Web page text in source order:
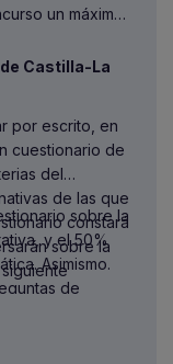
un máximo
Castilla-La
por escrito, en
cuestionario de
del
de las que
constará
sobre la
sobre la
y el 50%
Asimismo.
de
la totalidad del